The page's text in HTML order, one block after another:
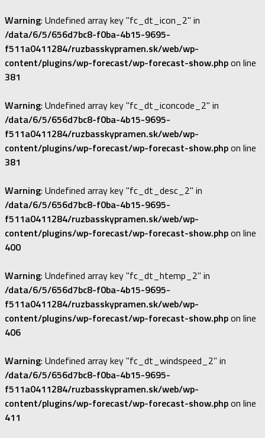
Warning: Undefined array key "fc_dt_icon_2" in
/data/6/5/656d7bc8-f0ba-4b15-9695-
f511a0411284/ruzbasskypramen.sk/web/wp-
content/plugins/wp-forecast/wp-forecast-show.phpon line
381
Warning: Undefined array key "fc_dt_iconcode_2" in
/data/6/5/656d7bc8-f0ba-4b15-9695-
f511a0411284/ruzbasskypramen.sk/web/wp-
content/plugins/wp-forecast/wp-forecast-show.phpon line
381
Warning: Undefined array key "fc_dt_desc_2" in
/data/6/5/656d7bc8-f0ba-4b15-9695-
f511a0411284/ruzbasskypramen.sk/web/wp-
content/plugins/wp-forecast/wp-forecast-show.phpon line
400
Warning: Undefined array key "fc_dt_htemp_2" in
/data/6/5/656d7bc8-f0ba-4b15-9695-
f511a0411284/ruzbasskypramen.sk/web/wp-
content/plugins/wp-forecast/wp-forecast-show.phpon line
406
Warning: Undefined array key "fc_dt_windspeed_2" in
/data/6/5/656d7bc8-f0ba-4b15-9695-
f511a0411284/ruzbasskypramen.sk/web/wp-
content/plugins/wp-forecast/wp-forecast-show.phpon line
411